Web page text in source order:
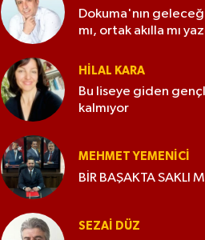
Dokuma'nın
mı, ortak akılla mı
HILAL KARA
Bu liseye giden
kalmıyor
MEHMET YEMENICI
BİR BAŞAKTA SAKLI
SEZAI DÜZ